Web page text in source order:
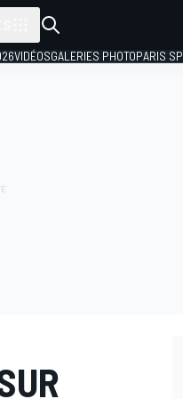
VIDÉOSGALERIES PHOTOPARIS